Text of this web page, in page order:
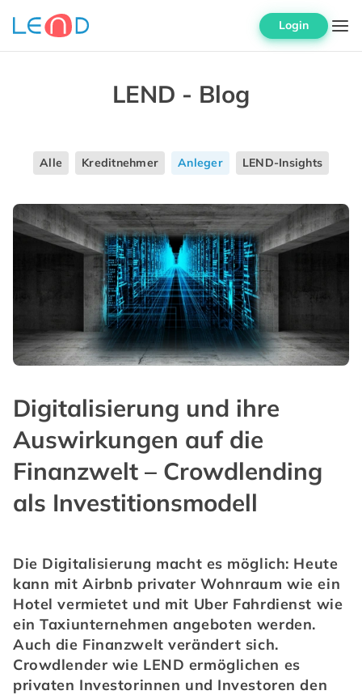
Login
LEND - Blog
Alle Kreditnehmer Anleger LEND-Insights
Digitalisierung und ihre
Auswirkungen auf die
Finanzwelt – Crowdlending
als Investitionsmodell
Die Digitalisierung macht es möglich: Heute
kann mit Airbnb privater Wohnraum wie ein
Hotel vermietet und mit Uber Fahrdienst wie
ein Taxiunternehmen angeboten werden.
Auch die Finanzwelt verändert sich.
Crowdlender wie LEND ermöglichen es
privaten Investorinnen und Investoren den